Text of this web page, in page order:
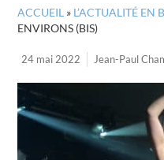
ACCUEIL » L’ACTUALITÉ EN
ENVIRONS (BIS)
24 mai 2022 Jean-Paul